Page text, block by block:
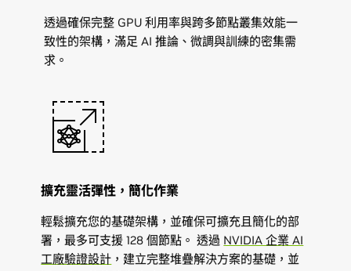
透過確保完整 GPU 利用率與跨多節點叢集效能一
致性的架構，滿足 AI 推論、微調與訓練的密集需
求。
擴充靈活彈性，簡化作業
輕鬆擴充您的基礎架構，並確保可擴充且簡化的部
署，最多可支援 128 個節點。 透過 NVIDIA 企業 AI
工廠驗證設計 ，建立完整堆疊解決方案的基礎，並